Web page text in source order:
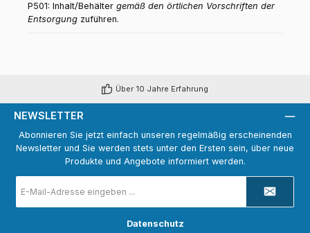
P501: Inhalt/Behälter gemäß den örtlichen Vorschriften der
Entsorgung zuführen.
Über 10 Jahre Erfahrung
NEWSLETTER
Abonnieren Sie jetzt einfach unseren regelmäßig erscheinenden
Newsletter und Sie werden stets unter den Ersten sein, über neue
Produkte und Angebote informiert werden.
Mail-
Adresse
Datenschutz